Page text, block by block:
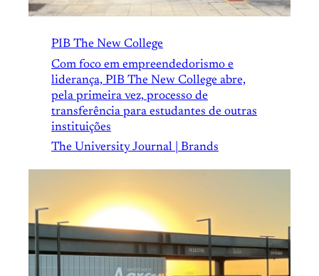
PIB The New College
Com foco em empreendedorismo e
liderança, PIB The New College abre,
pela primeira vez, processo de
transferência para estudantes de outras
instituições
The University Journal | Brands